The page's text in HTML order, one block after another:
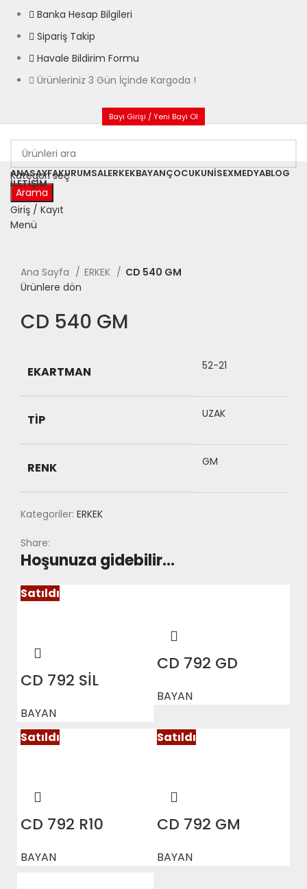
Banka Hesap Bilgileri
Sipariş Takip
Havale Bildirim Formu
Ürünleriniz 3 Gün İçinde Kargoda !
Bayi Girişi / Yeni Bayi Ol
Kategori seç
Arama
Giriş / Kayıt
Menü
ANASAYFAKURUMSALERKEKBAYANÇOCUKUNISEXMEDYABLOG
İLETIŞIM
Büyütmek için tıklayın
Ana Sayfa ERKEK
CD 540 GM
Ürünlere dön
CD 540 GM
EKARTMAN 52-21
TIP UZAK
RENK GM
Kategoriler: ERKEK
Share:
Hoşunuza gidebilir…
Satıldı
CD 792 SİL
BAYAN
CD 792 GD
BAYAN
Satıldı
CD 792 R10
BAYAN
Satıldı
CD 792 GM
BAYAN